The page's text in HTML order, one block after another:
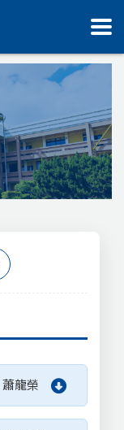
龍榮